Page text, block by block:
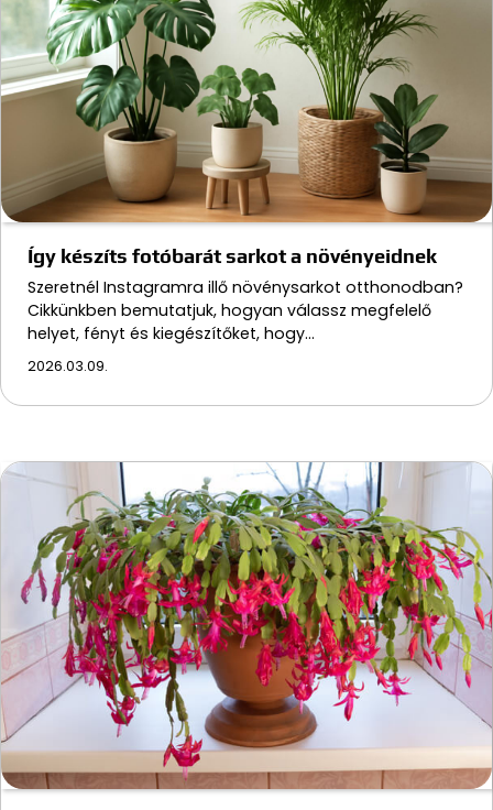
Így készíts fotóbarát sarkot a növényeidnek
Szeretnél Instagramra illő növénysarkot otthonodban?
Cikkünkben bemutatjuk, hogyan válassz megfelelő
helyet, fényt és kiegészítőket, hogy…
2026.03.09.